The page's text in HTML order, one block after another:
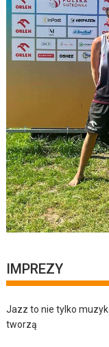
IMPREZY
Jazz to nie tylko
tworzą